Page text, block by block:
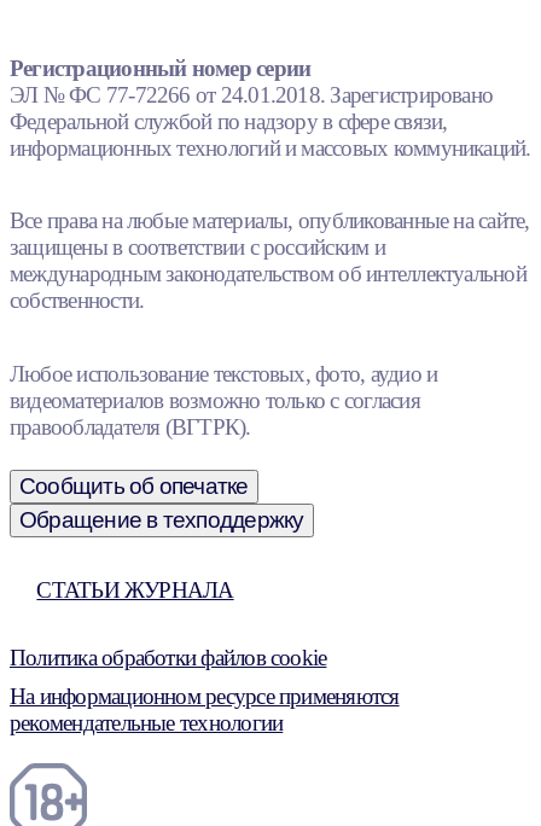
Регистрационный номер серии
ЭЛ № ФС 77-72266 от 24.01.2018. Зарегистрировано
Федеральной службой по надзору в сфере связи,
информационных технологий и массовых коммуникаций.
Все права на любые материалы, опубликованные на сайте,
защищены в соответствии с российским и
международным законодательством об интеллектуальной
собственности.
Любое использование текстовых, фото, аудио и
видеоматериалов возможно только с согласия
правообладателя (ВГТРК).
Сообщить об опечатке
Обращение в техподдержку
СТАТЬИ ЖУРНАЛА
Политика обработки файлов cookie
На информационном ресурсе применяются
рекомендательные технологии